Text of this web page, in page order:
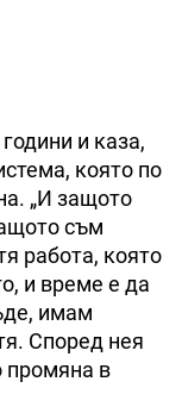
и каза,
която по
„И защото
съм
работа, която
и време е да
имам
Според нея
промяна в